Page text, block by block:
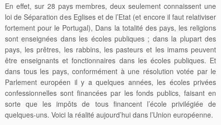
En effet, sur 28 pays membres, deux seulement connaissent une
loi de Séparation des Eglises et de l’Etat (et encore il faut relativiser
fortement pour le Portugal), Dans la totalité des pays, les religions
sont enseignées dans les écoles publiques ; dans la plupart des
pays, les prêtres, les rabbins, les pasteurs et les imams peuvent
être enseignants et fonctionnaires dans les écoles publiques. Et
dans tous les pays, conformément à une résolution votée par le
Parlement européen il y a quelques années, les écoles privées
confessionnelles sont financées par les fonds publics, faisant en
sorte que les impôts de tous financent l’école privilégiée de
quelques-uns. Voici la réalité aujourd’hui dans l’Union européenne.